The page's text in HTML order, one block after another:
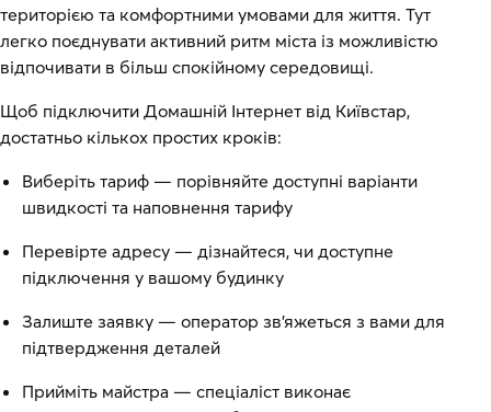
територією та комфортними умовами для життя. Тут
легко поєднувати активний ритм міста із можливістю
відпочивати в більш спокійному середовищі.
Щоб підключити Домашній Інтернет від Київстар,
достатньо кількох простих кроків:
Виберіть тариф — порівняйте доступні варіанти
швидкості та наповнення тарифу
Перевірте адресу — дізнайтеся, чи доступне
підключення у вашому будинку
Залиште заявку — оператор зв’яжеться з вами для
підтвердження деталей
Прийміть майстра — спеціаліст виконає